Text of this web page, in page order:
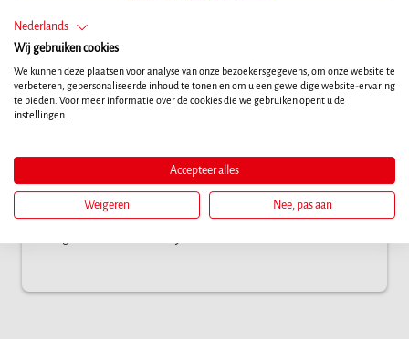
kacsamellből
8in1 Meaty Treats 100% kacsamell: fagyasztva szárított
jutalomfalatok, amelyek ínycsiklandó formában őrzik
Nederlands
Wij gebruiken cookies
We kunnen deze plaatsen voor analyse van onze bezoekersgegevens, om onze website te
verbeteren, gepersonaliseerde inhoud te tonen en om u een geweldige website-ervaring
te bieden. Voor meer informatie over de cookies die we gebruiken opent u de
instellingen.
Accepteer alles
Weigeren Nee, pas aan